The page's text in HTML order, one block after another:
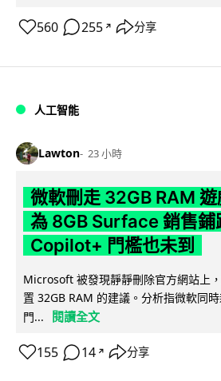
560 255 ↗ 分享
人工智能
Lawton 23 小時
微軟刪走 32GB RAM
為 8GB Surface 銷售鋪
Copilot+ 門檻也未到
Microsoft 被發現靜靜刪除官方網站上
置 32GB RAM 的建議。分析指微軟同
門...
閱讀全文
155 14 ↗ 分享